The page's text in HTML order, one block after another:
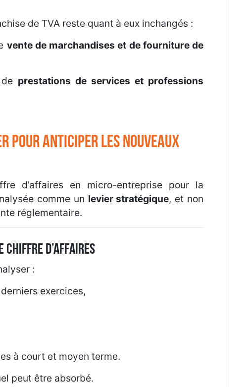
de TVA reste quant à eux inchangés :
vente de marchandises et de fourniture de
prestations de services et professions
pour anticiper les nouveaux
d’affaires en micro-entreprise pour la
comme un levier stratégique, et non
réglementaire.
chiffre d’affaires
:
exercices,
à court et moyen terme.
peut être absorbé.